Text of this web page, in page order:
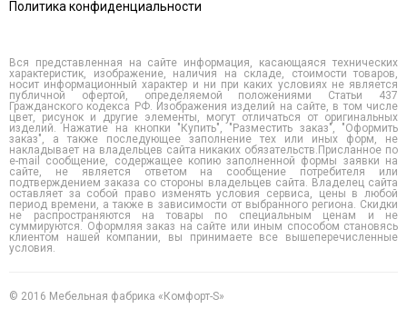
Политика конфиденциальности
Вся представленная на сайте информация, касающаяся технических
характеристик, изображение, наличия на складе, стоимости товаров,
носит информационный характер и ни при каких условиях не является
публичной офертой, определяемой положениями Статьи 437
Гражданского кодекса РФ. Изображения изделий на сайте, в том числе
цвет, рисунок и другие элементы, могут отличаться от оригинальных
изделий. Нажатие на кнопки "Купить", "Разместить заказ", "Оформить
заказ", а также последующее заполнение тех или иных форм, не
накладывает на владельцев сайта никаких обязательств.Присланное по
e-mail сообщение, содержащее копию заполненной формы заявки на
сайте, не является ответом на сообщение потребителя или
подтверждением заказа со стороны владельцев сайта. Владелец сайта
оставляет за собой право изменять условия сервиса, цены в любой
период времени, а также в зависимости от выбранного региона. Скидки
не распространяются на товары по специальным ценам и не
суммируются. Оформляя заказ на сайте или иным способом становясь
клиентом нашей компании, вы принимаете все вышеперечисленные
условия.
© 2016 Мебельная фабрика «Комфорт-S»